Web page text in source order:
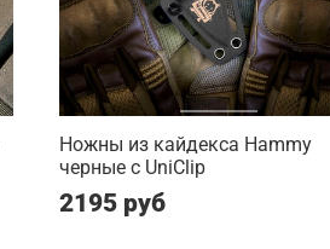
Ножны из кайдекса Hammy
черные c UniClip
2195 руб